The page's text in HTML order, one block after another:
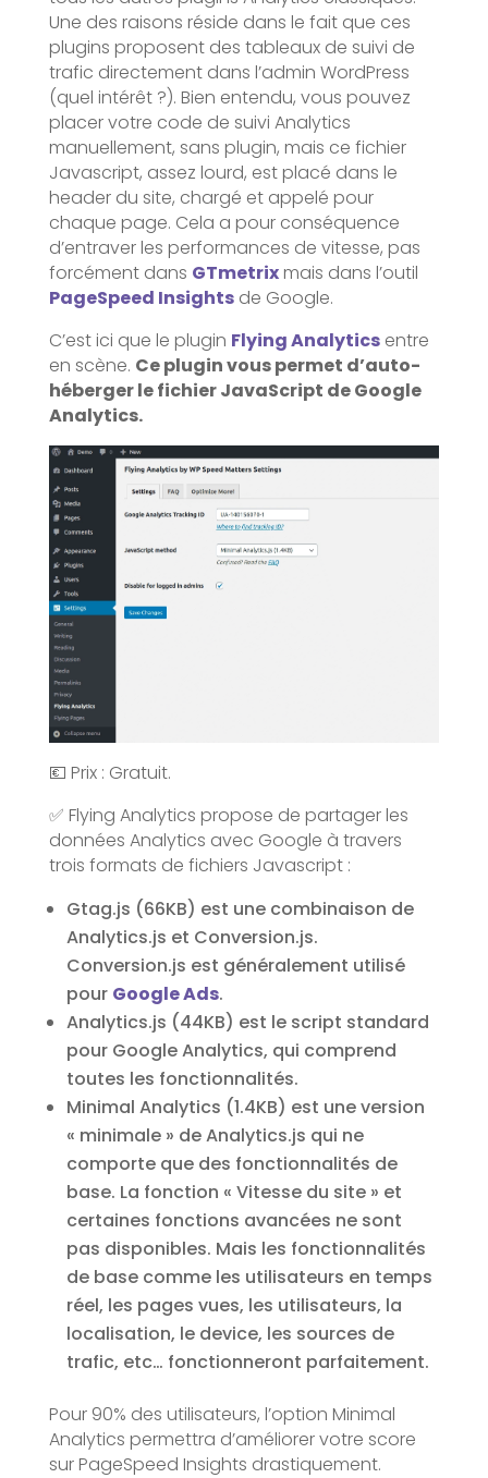
Une des raisons réside dans le fait que ces
plugins proposent des tableaux de suivi de
trafic directement dans l’admin WordPress
(quel intérêt ?). Bien entendu, vous pouvez
placer votre code de suivi Analytics
manuellement, sans plugin, mais ce fichier
Javascript, assez lourd, est placé dans le
header du site, chargé et appelé pour
chaque page. Cela a pour conséquence
d’entraver les performances de vitesse, pas
forcément dans GTmetrixmais dans l’outil
PageSpeed Insightsde Google.
C’est ici que le plugin Flying Analyticsentre
en scène. Ce plugin vous permet d’auto-
héberger le fichier JavaScript de Google
Analytics.
💶 Prix : Gratuit.
✅ Flying Analytics propose de partager les
données Analytics avec Google à travers
trois formats de fichiers Javascript :
Gtag.js (66KB) est une combinaison de
Analytics.js et Conversion.js.
Conversion.js est généralement utilisé
pour Google Ads.
Analytics.js (44KB) est le script standard
pour Google Analytics, qui comprend
toutes les fonctionnalités.
Minimal Analytics (1.4KB) est une version
« minimale » de Analytics.js qui ne
comporte que des fonctionnalités de
base. La fonction « Vitesse du site » et
certaines fonctions avancées ne sont
pas disponibles. Mais les fonctionnalités
de base comme les utilisateurs en temps
réel, les pages vues, les utilisateurs, la
localisation, le device, les sources de
trafic, etc… fonctionneront parfaitement.
Pour 90% des utilisateurs, l’option Minimal
Analytics permettra d’améliorer votre score
sur PageSpeed Insights drastiquement.